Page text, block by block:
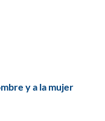
y a la mujer